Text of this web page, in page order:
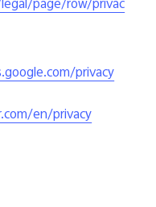
page/row/privac
privacy
en/privacy